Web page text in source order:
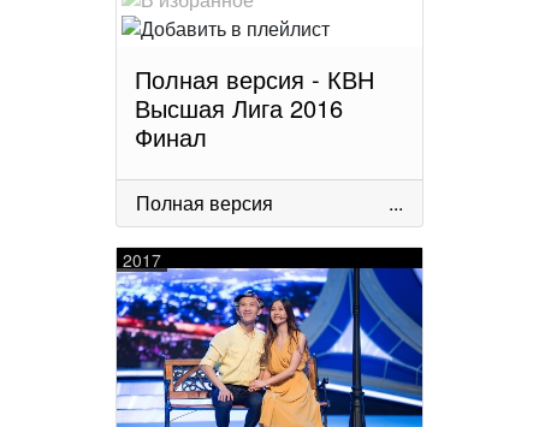
Полная версия - КВН
Высшая Лига 2016
Финал
Полная версия ...
2017